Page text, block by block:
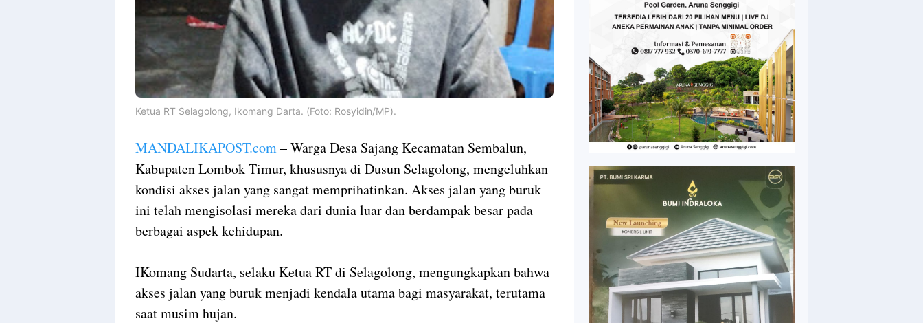
Ketua RT Selagolong, Ikomang Darta. (Foto: Rosyidin/MP).
MANDALIKAPOST.com– Warga Desa Sajang Kecamatan Sembalun,
Kabupaten Lombok Timur, khususnya di Dusun Selagolong, mengeluhkan
kondisi akses jalan yang sangat memprihatinkan. Akses jalan yang buruk
ini telah mengisolasi mereka dari dunia luar dan berdampak besar pada
berbagai aspek kehidupan.
IKomang Sudarta, selaku Ketua RT di Selagolong, mengungkapkan bahwa
akses jalan yang buruk menjadi kendala utama bagi masyarakat, terutama
saat musim hujan.